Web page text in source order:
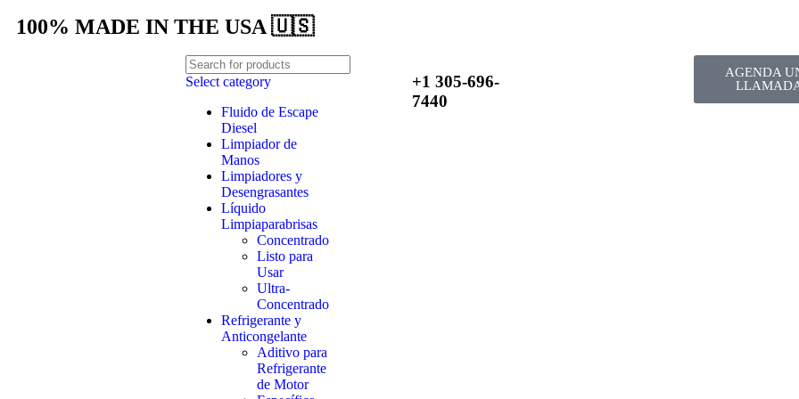
100% MADE IN THE USA 🇺🇸
Select category
Fluido de Escape
Diesel
Limpiador de
Manos
Limpiadores y
Desengrasantes
Líquido
Limpiaparabrisas
Concentrado
Listo para
Usar
Ultra-
Concentrado
Refrigerante y
Anticongelante
Aditivo para
Refrigerante
de Motor
+1 305-696-
7440
AGENDA